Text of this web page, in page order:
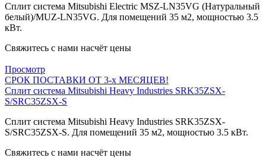
Сплит система Mitsubishi Electric MSZ-LN35VG (Натуральный
белый)/MUZ-LN35VG. Для помещений 35 м2, мощностью 3.5
кВт.
Свяжитесь с нами насчёт цены
Просмотр
СРОК ПОСТАВКИ ОТ 3-х МЕСЯЦЕВ!
Сплит система Mitsubishi Heavy Industries SRK35ZSX-
S/SRC35ZSX-S
Сплит система Mitsubishi Heavy Industries SRK35ZSX-
S/SRC35ZSX-S. Для помещений 35 м2, мощностью 3.5 кВт.
Свяжитесь с нами насчёт цены